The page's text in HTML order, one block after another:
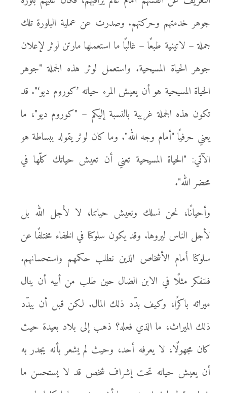
جوهر خدمتهم وحركتهم. وصدرت عن عملية البلورة تلك
جملة – لاتينية طبعًا – غالبًا ما استعملها مارتن لوثر لإعلان
جوهر الحياة المسيحية. واستعمل لوثر هذه الجملة "جوهر
الحياة المسيحية هو أن يعيش المرء حياته ’كوروم ديو‘". قد
تكون هذه الجملة غريبة بالنسبة إليكم – "كوروم ديو"، ما
يعني حرفيًا "أمام وجه الله". وما كان لوثر يقوله ببساطة هو
الآتي: "الحياة المسيحية تعني أن تعيش حياتك كلّها في
محضر الله".
وأحيانًا، نحن نسلك ونعيش حياتنا، لا لأجل الله بل
لأجل الناس ليروها. وقد يكون سلوكنا في الخفاء مختلفًا عن
سلوكنا أمام الأشخاص الذين نطلب حكمهم واستحسانهم.
فلنفكر مثلًا في الابن الضال حين طلب من أبيه أن ينال
ميراثه باكرًا، وكيف بدّد ذلك المال. لكن قبل أن يبدّد
ذلك الميراث، ما الذي فعله؟ ذهب إلى بلاد بعيدة حيث
كان مجهولًا، لا يعرفه أحد، وحيث لم يشعر بأنه يجدر به
أن يعيش حياته تحت إشراف شخص قد لا يستحسن ما